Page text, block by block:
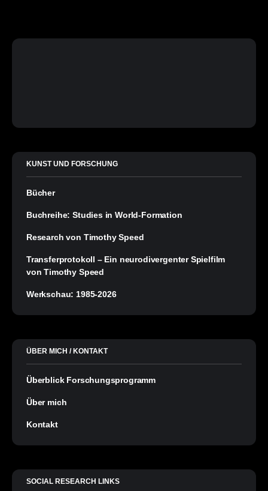
KUNST UND FORSCHUNG
Bücher
Buchreihe: Studies in World-Formation
Research von Timothy Speed
Transferprotokoll – Ein neurodivergenter Spielfilm
von Timothy Speed
Werkschau: 1985-2026
ÜBER MICH / KONTAKT
Überblick Forschungsprogramm
Über mich
Kontakt
SOCIAL RESEARCH LINKS